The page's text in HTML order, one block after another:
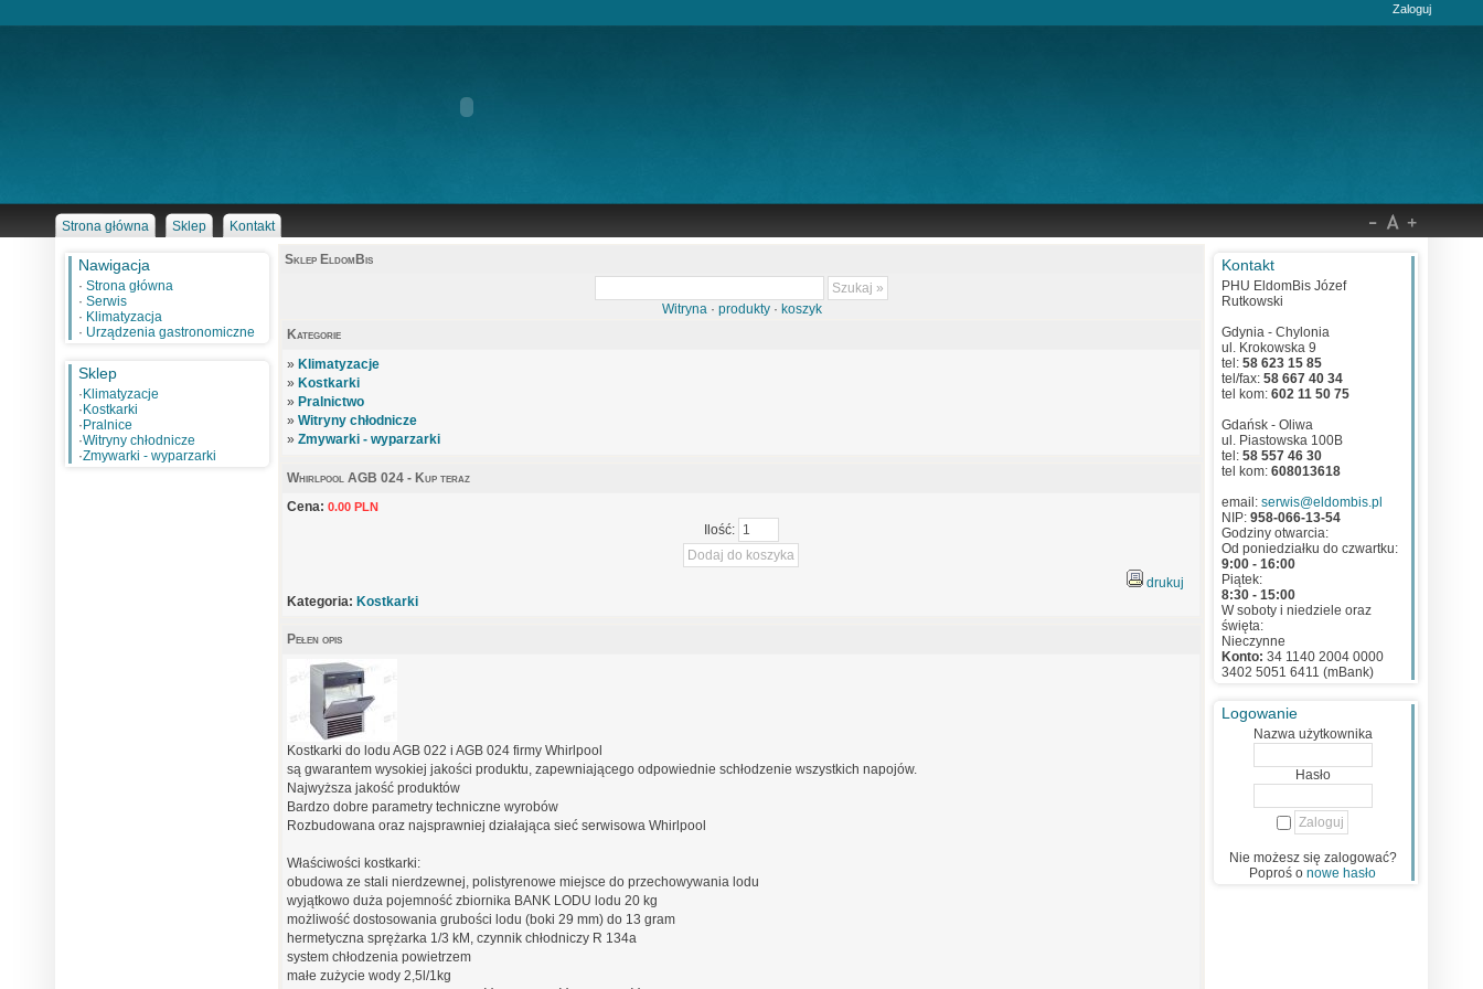
Zaloguj
Strona główna Sklep Kontakt
Nawigacja
· Strona główna
· Serwis
· Klimatyzacja
· Urządzenia gastronomiczne
Sklep
· Klimatyzacje
· Kostkarki
· Pralnice
·Witryny chłodnicze
·Zmywarki - wyparzarki
Kontakt
PHU EldomBis Józef
Rutkowski
Gdynia - Chylonia
ul. Krokowska 9
tel: 58 623 15 85
tel/fax: 58 667 40 34
tel kom: 602 11 50 75
Gdańsk - Oliwa
ul. Piastowska 100B
tel: 58 557 46 30
tel kom: 608013618
email: serwis@eldombis.pl
NIP: 958-066-13-54
Godziny otwarcia:
Od poniedziałku do czwartku:
9:00 - 16:00
Piątek:
8:30 - 15:00
W soboty i niedziele oraz
święta:
Nieczynne
Konto: 34 1140 2004 0000
3402 5051 6411 (mBank)
Logowanie
Nazwa użytkownika
Hasło
Nie możesz się zalogować?
Poproś onowe hasło
Sklep EldomBis
Witryna · produkty· koszyk
Kategorie
» Klimatyzacje
» Kostkarki
» Pralnictwo
» Witryny chłodnicze
» Zmywarki - wyparzarki
Whirlpool AGB 024 - Kup teraz
Cena: 0.00 PLN
Ilość:
drukuj
Kategoria: Kostkarki
Pełen opis
Kostkarki do lodu AGB 022 i AGB 024 firmy Whirlpool
są gwarantem wysokiej jakości produktu, zapewniającego odpowiednie schłodzenie wszystkich napojów.
Najwyższa jakość produktów
Bardzo dobre parametry techniczne wyrobów
Rozbudowana oraz najsprawniej działająca sieć serwisowa Whirlpool
Właściwości kostkarki:
obudowa ze stali nierdzewnej, polistyrenowe miejsce do przechowywania lodu
wyjątkowo duża pojemność zbiornika BANK LODU lodu 20 kg
możliwość dostosowania grubości lodu (boki 29 mm) do 13 gram
hermetyczna sprężarka 1/3 kM, czynnik chłodniczy R 134a
system chłodzenia powietrzem
małe zużycie wody 2,5l/1kg